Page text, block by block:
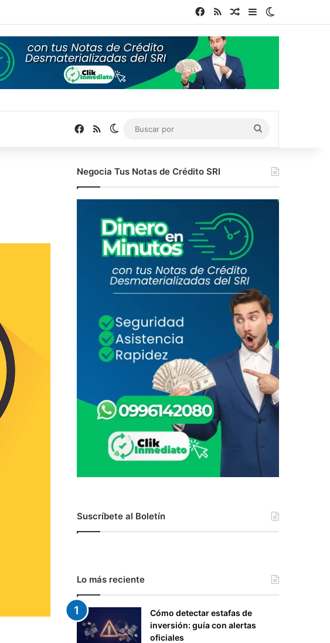
Facebook
RSS Publicación al azar
Barra lateral
Facebook
RSS Switch skin
por
Negocia Tus Notas de Crédito SRI
Suscríbete al Boletín
Lo más reciente
Cómo detectar estafas de
inversión: guía con alertas
oficiales